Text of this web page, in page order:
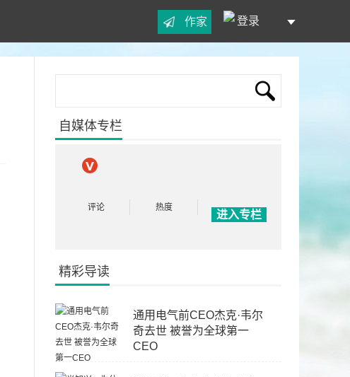
作家 登录
自媒体专栏
评论 热度
进入专栏
精彩导读
通用电气前CEO杰克·韦尔
奇去世 被誉为全球第一
CEO